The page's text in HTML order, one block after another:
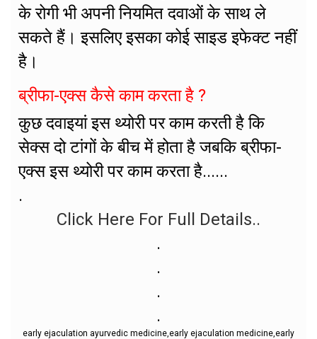
के रोगी भी अपनी नियमित दवाओं के साथ ले
सकते हैं। इसलिए इसका कोई साइड इफेक्ट नहीं
है।
ब्रीफा-एक्स कैसे काम करता है ?
कुछ दवाइयां इस थ्योरी पर काम करती है कि
सेक्स दो टांगों के बीच में होता है जबकि ब्रीफा-
एक्स इस थ्योरी पर काम करता है......
.
Click Here For Full Details..
.
.
.
.
early ejaculation ayurvedic medicine,early ejaculation medicine,early